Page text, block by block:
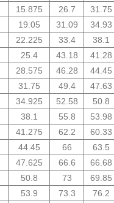
15.875 26.7 31.75
19.05 31.09 34.93
22.225 33.4 38.1
25.4 43.18 41.28
28.575 46.28 44.45
31.75 49.4 47.63
34.925 52.58 50.8
38.1 55.8 53.98
41.275 62.2 60.33
44.45 66 63.5
47.625 66.6 66.68
50.8 73 69.85
53.9 73.3 76.2